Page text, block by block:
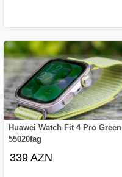
Huawei Watch Fit 4 Pro Green
55020fag
339 AZN